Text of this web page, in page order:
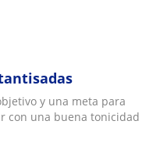
y una meta para
con una buena tonicidad